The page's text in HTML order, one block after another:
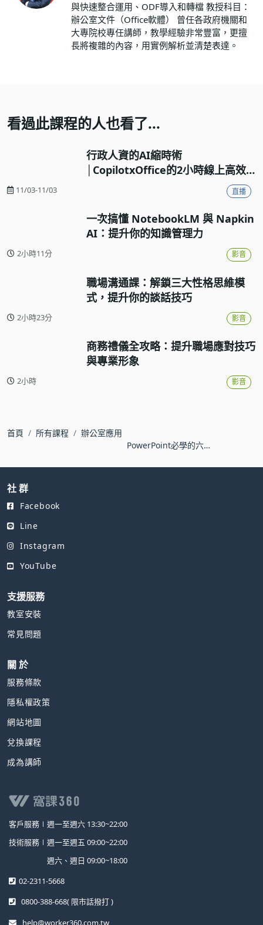
與快速整合運用、ODF導入和轉檔 教授科目：
辦公室文件（Office軟體） 曾任各政府機關和
大專院校專任講師，教學經驗非常豐富，更擅
長將複雜的內容，用實例解析並清楚表達。
看過此課程的人也看了...
行政人資的AI縮時術
│CopilotxOffice的2小時線上高效
11/03-11/03 直播
一次搞懂 NotebookLM 與 Napkin
AI：提升你的知識管理力
2小時11分 影音
職場溝通課：解鎖三大性格思維模
式，提升你的談話技巧
2小時23分 影音
商務禮儀全攻略：提升職場應對技巧
與專業形象
2小時 影音
首頁 所有課程
辦公室應用
PowerPoint必學的六件
社 群
Facebook
Line
Instagram
YouTube
支援服務
教室安裝
常見問題
關 於
服務條款
隱私權政策
網站地圖
兌換課程
成為講師
客戶服務∣ 週一至週六 13:30~22:00
技術服務∣ 週一至週五 09:00~22:00
週六、週日 09:00~18:00
02-2311-5668
0800-388-668( 限市話撥打 )
help@worker360.com.tw